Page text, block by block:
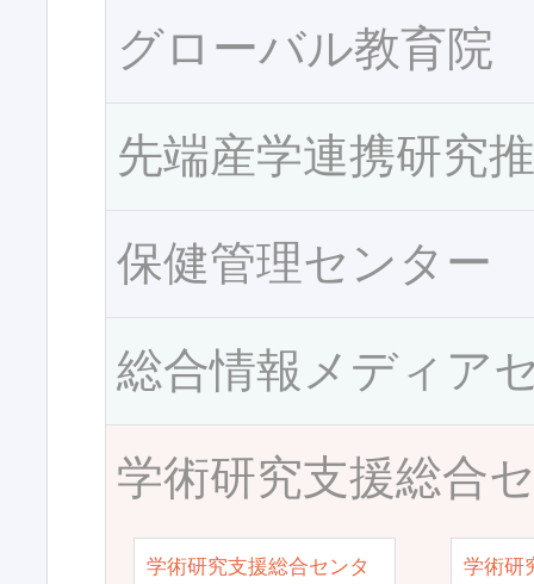
グローバル教育院
先端産学連携研究
保健管理センター
総合情報メディア
学術研究支援総合
学術研究支援総合センタ
学術研